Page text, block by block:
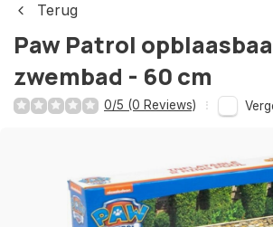
Terug
Paw Patrol
zwembad - 60 cm
0/5 (0 Reviews)